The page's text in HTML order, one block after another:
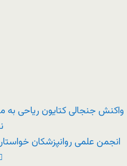
واکنش جنجالی کتایون ریاحی به
انجمن علمی روانپزشکان